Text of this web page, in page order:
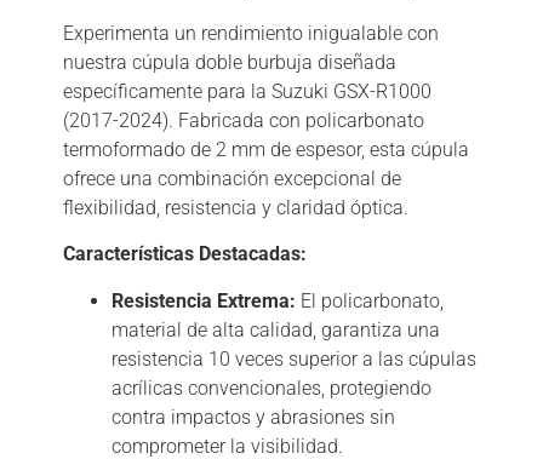
Experimenta un rendimiento inigualable con
nuestra cúpula doble burbuja diseñada
específicamente para la Suzuki GSX-R1000
(2017-2024). Fabricada con policarbonato
termoformado de 2 mm de espesor, esta cúpula
ofrece una combinación excepcional de
flexibilidad, resistencia y claridad óptica.
Características Destacadas:
Resistencia Extrema: El policarbonato,
material de alta calidad, garantiza una
resistencia 10 veces superior a las cúpulas
acrílicas convencionales, protegiendo
contra impactos y abrasiones sin
comprometer la visibilidad.